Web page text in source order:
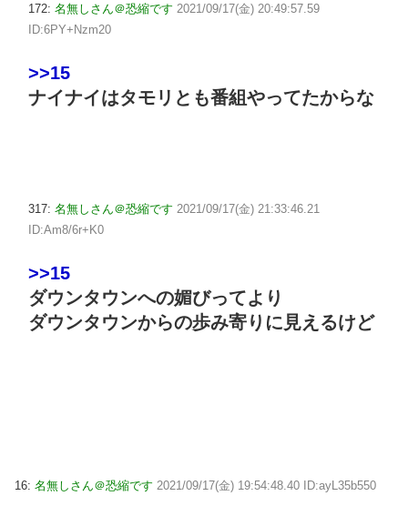
172: 名無しさん＠恐縮です 2021/09/17(金) 20:49:57.59
ID:6PY+Nzm20
>>15
ナイナイはタモリとも番組やってたからな
317: 名無しさん＠恐縮です 2021/09/17(金) 21:33:46.21
ID:Am8/6r+K0
>>15
ダウンタウンへの媚びってより
ダウンタウンからの歩み寄りに見えるけど
16: 名無しさん＠恐縮です 2021/09/17(金) 19:54:48.40 ID:ayL35b550